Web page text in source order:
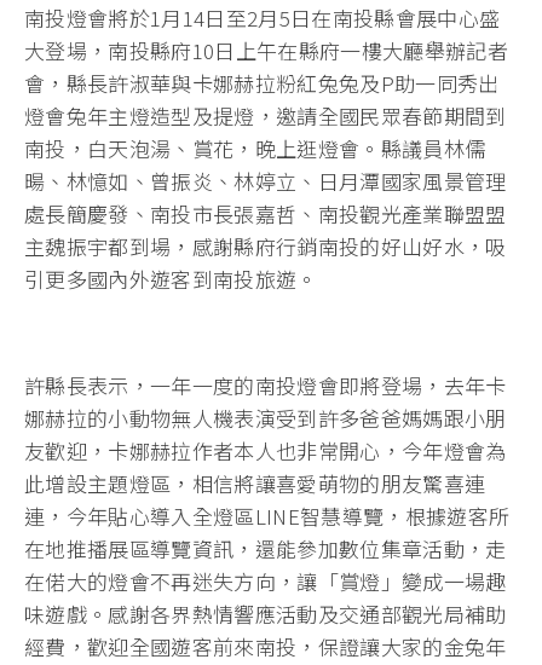
南投燈會將於1月14日至2月5日在南投縣會展中心盛
大登場，南投縣府10日上午在縣府一樓大廳舉辦記者
會，縣長許淑華與卡娜赫拉粉紅兔兔及P助一同秀出
燈會兔年主燈造型及提燈，邀請全國民眾春節期間到
南投，白天泡湯、賞花，晚上逛燈會。縣議員林儒
暘、林憶如、曾振炎、林婷立、日月潭國家風景管理
處長簡慶發、南投市長張嘉哲、南投觀光產業聯盟盟
主魏振宇都到場，感謝縣府行銷南投的好山好水，吸
引更多國內外遊客到南投旅遊。
許縣長表示，一年一度的南投燈會即將登場，去年卡
娜赫拉的小動物無人機表演受到許多爸爸媽媽跟小朋
友歡迎，卡娜赫拉作者本人也非常開心，今年燈會為
此增設主題燈區，相信將讓喜愛萌物的朋友驚喜連
連，今年貼心導入全燈區LINE智慧導覽，根據遊客所
在地推播展區導覽資訊，還能參加數位集章活動，走
在偌大的燈會不再迷失方向，讓「賞燈」變成一場趣
味遊戲。感謝各界熱情響應活動及交通部觀光局補助
經費，歡迎全國遊客前來南投，保證讓大家的金兔年